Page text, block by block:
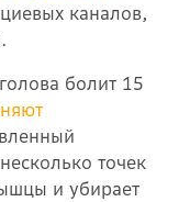
каналов,
болит 15
точек
и убирает